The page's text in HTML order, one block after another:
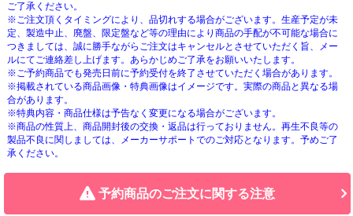
ご了承ください。
※ご注文頂くタイミングにより、品切れする場合がございます。生産予定が未
定、製造中止、廃盤、限定盤など等の理由により商品の手配が不可能な場合に
つきましては、誠に勝手ながらご注文はキャンセルとさせていただく旨、メー
ルにてご連絡差し上げます。あらかじめご了承をお願いいたします。
※ご予約商品でも発売日前に予約受付を終了させていただく場合があります。
※掲載されている商品画像・特典画像はイメージです。実際の商品と異なる場
合があります。
※特典内容・商品仕様は予告なく変更になる場合がございます。
※商品の性質上、商品開封後の交換・返品は行っておりません。再生不良等の
製品不良に関しましては、メーカーサポートでのご対応となります。予めご了
承ください。
予約商品のご注文に関する注意